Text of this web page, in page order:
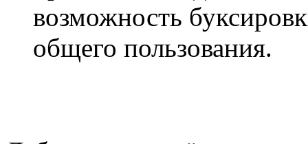
возможность
общего пользования.